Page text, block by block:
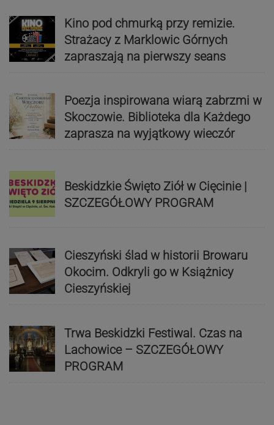
Kino pod chmurką przy remizie.
Strażacy z Marklowic Górnych
zapraszają na pierwszy seans
Poezja inspirowana wiarą zabrzmi w
Skoczowie. Biblioteka dla Każdego
zaprasza na wyjątkowy wieczór
Beskidzkie Święto Ziół w Cięcinie |
SZCZEGÓŁOWY PROGRAM
Cieszyński ślad w historii Browaru
Okocim. Odkryli go w Książnicy
Cieszyńskiej
Trwa Beskidzki Festiwal. Czas na
Lachowice – SZCZEGÓŁOWY
PROGRAM